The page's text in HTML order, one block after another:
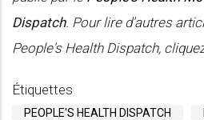
Dispatch. Pour lire d'autres
People's Health Dispatch,
Étiquettes
PEOPLE'S HEALTH DISPATCH